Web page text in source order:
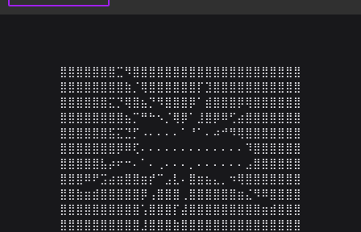
⣿⣿⣿⣿⣿⣿⣿⣉⠻⣿⣿⣿⣿⣿⣿⣿⣿⣿⣿⣿⣿⣿⣿⣿⣿⣿⣿⣿⣿⣿
⣿⣿⣿⣿⣿⣿⣿⣿⣷⡈⢿⣿⣿⣿⣿⣿⣿⡏⣹⣿⣿⣿⣿⣿⣿⣿⣿⣿⣿⣿
⣿⣿⣿⣿⣿⣿⣍⡙⢿⣿⣦⡙⠻⣿⣿⣿⡿⠁⣾⣿⣿⣿⡿⢿⣿⣿⣿⣿⣿⣿
⣿⣿⣿⣿⣿⣿⣿⣿⣦⡉⠛⠓⠢⡈⢿⡿⠁⣸⣿⡿⠿⢋⣴⣿⣿⣿⣿⣿⣿⣿
⣿⣿⣿⣿⣿⣿⣯⣍⣙⡋⠠⠄⠄⠄⠄⠁⠘⠁⠄⠴⠚⠻⢿⣿⣿⣿⣿⣿⣿⣿
⣿⣿⣿⣿⣿⣿⣿⡿⠿⢏⠄⠄⠄⠄⠄⠄⠄⠄⠄⠄⠄⠄⠄⠹⣿⣿⣿⣿⣿⣿
⣿⣿⣿⣿⣿⣧⡴⠖⠒⠄⠁⠄⢀⠄⠄⠄⡀⠄⠄⠄⠄⠄⠄⣠⣿⣿⣿⣿⣿⣿
⣿⣿⣿⠿⠟⣩⣴⣶⣿⣿⣶⡞⠉⣠⣇⠄⣿⣶⣦⣄⡀⠲⢿⣿⣿⣿⣿⣿⣿⣿
⣿⣿⣷⣶⣾⣿⣿⣿⣿⣿⡿⢠⣿⣿⣿⢀⣿⣿⣿⣿⣿⣿⣶⣌⠻⠿⣿⣿⣿⣿
⣿⣿⣿⣿⣿⣿⣿⣿⣿⣿⢡⣿⣿⣿⡏⣼⣿⣿⣿⣿⣿⣿⣿⣿⣿⣶⣾⣿⣿⣿
⣿⣿⣿⣿⣿⣿⣿⣿⣿⣿⣸⣿⣿⣿⣷⣿⣿⣿⣿⣿⣿⣿⣿⣿⣿⣿⣿⣿⣿⣿